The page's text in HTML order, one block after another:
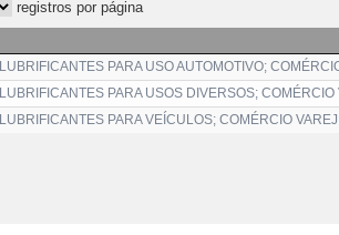
registros por página
LUBRIFICANTES PARA USO AUTOMOTIVO;
LUBRIFICANTES PARA USOS DIVERSOS; COMÉRCIO
LUBRIFICANTES PARA VEÍCULOS; COMÉRCIO